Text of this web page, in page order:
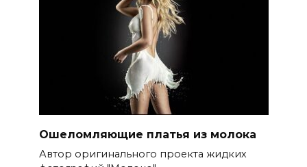
Ошеломляющие платья из молока
Автор оригинального проекта жидких